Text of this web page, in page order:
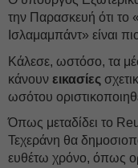
την Παρασκευή ότι το
Ισλαμαμπάντ» είναι
Κάλεσε, ωστόσο, τα
κάνουν εικασίες
ωσότου
Όπως μεταδίδει το
Τεχεράνη θα
ευθέτω χρόνο, όπως